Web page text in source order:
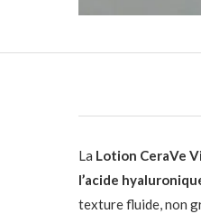
La Lotion CeraVe
l’acide
texture fluide, non